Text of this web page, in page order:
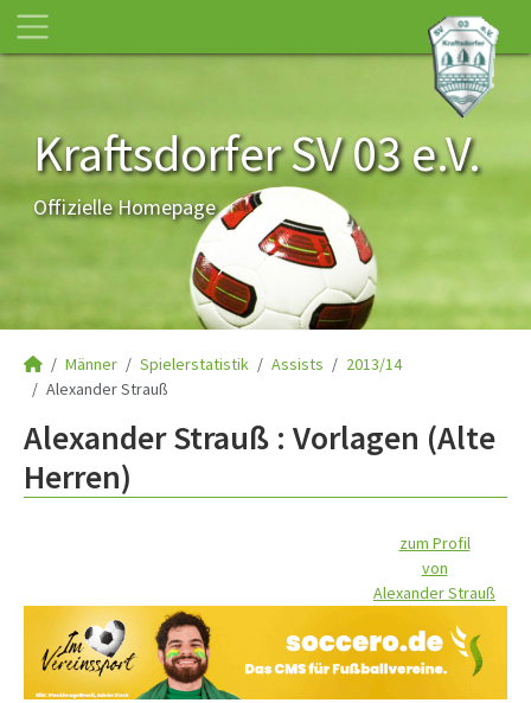
Kraftsdorfer SV 03 e.V.
Offizielle Homepage
Männer Spielerstatistik Assists
2013/14
Alexander Strauß
Alexander Strauß : Vorlagen (Alte
Herren)
zum Profil
von
Alexander Strauß